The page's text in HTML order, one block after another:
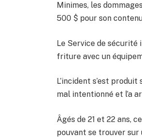
Minimes, les
500 $ pour son
Le Service de sécurité
friture avec un
L’incident s’est
mal intentionné et l’a
Âgés de 21 et 22 ans,
pouvant se trouver sur